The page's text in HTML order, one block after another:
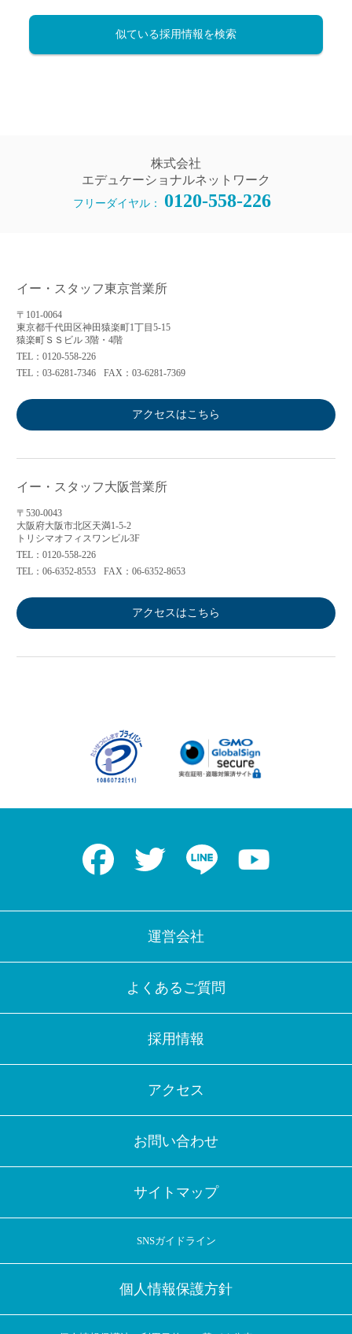
似ている採用情報を検索
株式会社
エデュケーショナルネットワーク
フリーダイヤル： 0120-558-226
イー・スタッフ東京営業所
〒101-0064
東京都千代田区神田猿楽町1丁目5-15
猿楽町ＳＳビル 3階・4階
TEL：0120-558-226
TEL：03-6281-7346
FAX：03-6281-7369
アクセスはこちら
イー・スタッフ大阪営業所
〒530-0043
大阪府大阪市北区天満1-5-2
トリシマオフィスワンビル3F
TEL：0120-558-226
TEL：06-6352-8553
FAX：06-6352-8653
アクセスはこちら
Facebook Twitter LINE
運営会社
よくあるご質問
採用情報
アクセス
お問い合わせ
サイトマップ
SNSガイドライン
個人情報保護方針